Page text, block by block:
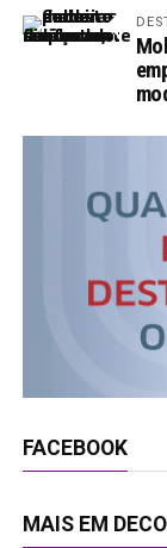
FACEBOOK
MAIS EM